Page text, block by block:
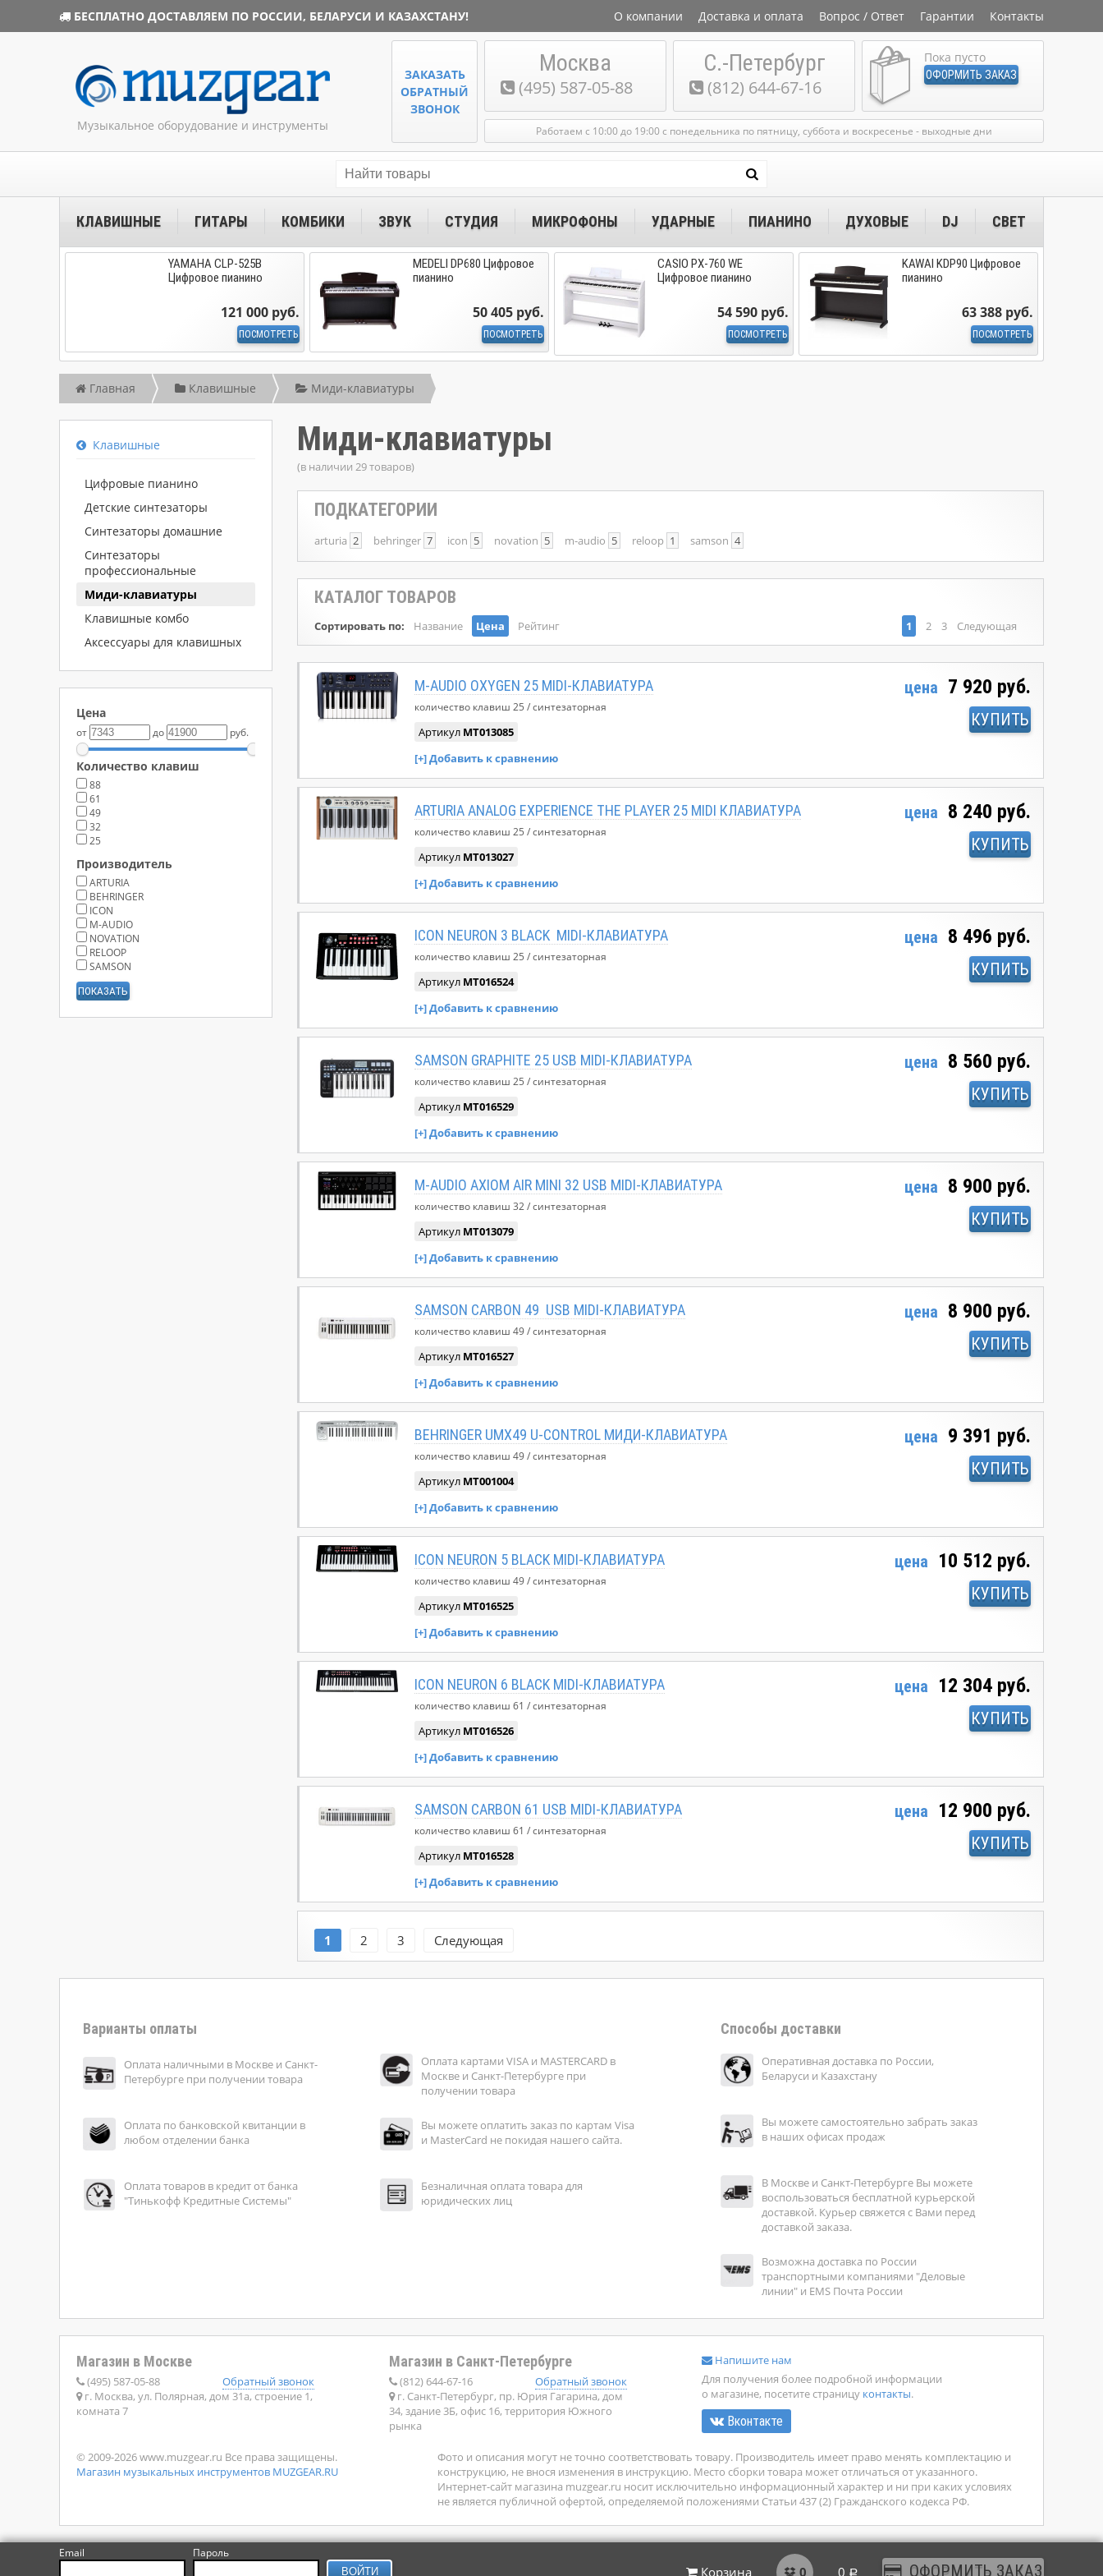
БЕСПЛАТНО ДОСТАВЛЯЕМ ПО РОССИИ, БЕЛАРУСИ И КАЗАХСТАНУ! О компании Доставка и оплата Вопрос / Ответ Гарантии Контакты
Музыкальное оборудование и инструменты
Москва
(495) 587-05-88
С.-Петербург
(812) 644-67-16
ЗАКАЗАТЬ
ОБРАТНЫЙ
ЗВОНОК
Пока пусто
ОФОРМИТЬ ЗАКАЗ
Работаем с 10:00 до 19:00 с понедельника по пятницу, суббота и воскресенье - выходные дни
КЛАВИШНЫЕ ГИТАРЫ КОМБИКИ ЗВУК СТУДИЯ МИКРОФОНЫ УДАРНЫЕ ПИАНИНО ДУХОВЫЕ DJ СВЕТ
YAMAHA CLP-525B
Цифровое пианино
121 000 руб.
ПОСМОТРЕТЬ
MEDELI DP680 Цифровое
пианино
50 405 руб.
ПОСМОТРЕТЬ
CASIO PX-760 WE
Цифровое пианино
54 590 руб.
ПОСМОТРЕТЬ
KAWAI KDP90 Цифровое
пианино
63 388 руб.
ПОСМОТРЕТЬ
Главная Клавишные Миди-клавиатуры
Клавишные
Цифровые пианино
Детские синтезаторы
Синтезаторы домашние
Синтезаторы
профессиональные
Миди-клавиатуры
Клавишные комбо
Аксессуары для клавишных
Цена
от до руб.
Количество клавиш
88
61
49
32
25
Производитель
ARTURIA
BEHRINGER
ICON
M-AUDIO
NOVATION
RELOOP
SAMSON
Миди-клавиатуры
(в наличии 29 товаров)
ПОДКАТЕГОРИИ
arturia 2 behringer 7 icon 5 novation 5 m-audio 5 reloop 1 samson 4
КАТАЛОГ ТОВАРОВ
Сортировать по: Название Цена Рейтинг 1 2 3 Следующая
M-AUDIO OXYGEN 25 MIDI-КЛАВИАТУРА
количество клавиш 25 синтезаторная
Артикул MT013085
цена 7 920 руб.
КУПИТЬ
ARTURIA ANALOG EXPERIENCE THE PLAYER 25 MIDI КЛАВИАТУРА
количество клавиш 25 синтезаторная
Артикул MT013027
цена 8 240 руб.
КУПИТЬ
ICON NEURON 3 BLACK MIDI-КЛАВИАТУРА
количество клавиш 25 синтезаторная
Артикул MT016524
цена 8 496 руб.
КУПИТЬ
SAMSON GRAPHITE 25 USB MIDI-КЛАВИАТУРА
количество клавиш 25 синтезаторная
Артикул MT016529
цена 8 560 руб.
КУПИТЬ
M-AUDIO AXIOM AIR MINI 32 USB MIDI-КЛАВИАТУРА
количество клавиш 32 синтезаторная
Артикул MT013079
цена 8 900 руб.
КУПИТЬ
SAMSON CARBON 49 USB MIDI-КЛАВИАТУРА
количество клавиш 49 синтезаторная
Артикул MT016527
цена 8 900 руб.
КУПИТЬ
BEHRINGER UMX49 U-CONTROL МИДИ-КЛАВИАТУРА
количество клавиш 49 синтезаторная
Артикул MT001004
цена 9 391 руб.
КУПИТЬ
ICON NEURON 5 BLACK MIDI-КЛАВИАТУРА
количество клавиш 49 синтезаторная
Артикул MT016525
цена 10 512 руб.
КУПИТЬ
ICON NEURON 6 BLACK MIDI-КЛАВИАТУРА
количество клавиш 61 синтезаторная
Артикул MT016526
цена 12 304 руб.
КУПИТЬ
SAMSON CARBON 61 USB MIDI-КЛАВИАТУРА
количество клавиш 61 синтезаторная
Артикул MT016528
цена 12 900 руб.
КУПИТЬ
1 2 3 Следующая
Варианты оплаты
Оплата наличными в Москве и Санкт-
Петербурге при получении товара
Оплата картами VISA и MASTERCARD в
Москве и Санкт-Петербурге при
получении товара
Оплата по банковской квитанции в
любом отделении банка
Вы можете оплатить заказ по картам Visa
и MasterCard не покидая нашего сайта.
Оплата товаров в кредит от банка
"Тинькофф Кредитные Системы"
Безналичная оплата товара для
юридических лиц
Способы доставки
Оперативная доставка по России,
Беларуси и Казахстану
Вы можете самостоятельно забрать заказ
в наших офисах продаж
В Москве и Санкт-Петербурге Вы можете
воспользоваться бесплатной курьерской
доставкой. Курьер свяжется с Вами перед
доставкой заказа.
Возможна доставка по России
транспортными компаниями "Деловые
линии" и EMS Почта России
Магазин в Москве
(495) 587-05-88
Обратный звонок
г. Москва, ул. Полярная, дом 31а, строение 1,
комната 7
Магазин в Санкт-Петербурге
(812) 644-67-16
Обратный звонок
г. Санкт-Петербург, пр. Юрия Гагарина, дом
34, здание 3Б, офис 16, территория Южного
рынка
Напишите нам
Для получения более подробной информации
о магазине, посетите страницу контакты.
Вконтакте
© 2009-2026 www.muzgear.ru Все права защищены.
Магазин музыкальных инструментов MUZGEAR.RU
Фото и описания могут не точно соответствовать товару. Производитель имеет право менять комплектацию и
конструкцию, не внося изменения в инструкцию. Место сборки товара может отличаться от указанного.
Интернет-сайт магазина muzgear.ru носит исключительно информационный характер и ни при каких условиях
не является публичной офертой, определяемой положениями Статьи 437 (2) Гражданского кодекса РФ.
Email Пароль
Корзина 0 0 Р ОФОРМИТЬ ЗАКАЗ